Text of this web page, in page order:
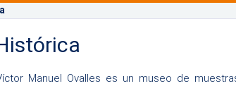
Manuel Ovalles es un museo de